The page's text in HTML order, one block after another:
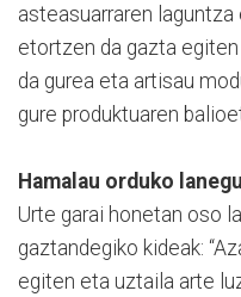
asteasuarraren
etortzen da gazta
da gurea eta artisau
gure produktuaren
Hamalau orduko
Urte garai honetan oso
gaztandegiko kideak:
egiten eta uztaila arte